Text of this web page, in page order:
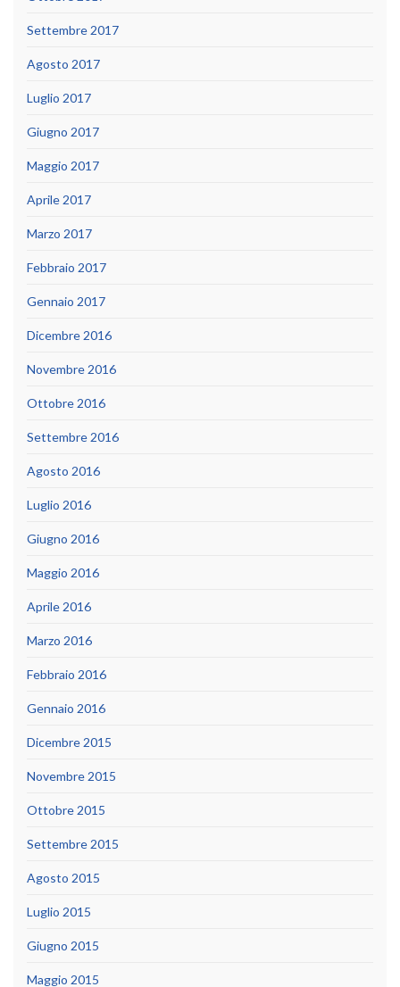
Settembre 2017
Agosto 2017
Luglio 2017
Giugno 2017
Maggio 2017
Aprile 2017
Marzo 2017
Febbraio 2017
Gennaio 2017
Dicembre 2016
Novembre 2016
Ottobre 2016
Settembre 2016
Agosto 2016
Luglio 2016
Giugno 2016
Maggio 2016
Aprile 2016
Marzo 2016
Febbraio 2016
Gennaio 2016
Dicembre 2015
Novembre 2015
Ottobre 2015
Settembre 2015
Agosto 2015
Luglio 2015
Giugno 2015
Maggio 2015